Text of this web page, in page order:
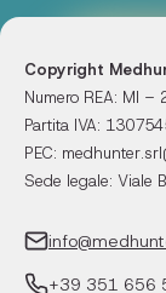
Copyright
Numero REA: MI –
Partita IVA:
PEC:
Sede legale: Viale
+39 351 656